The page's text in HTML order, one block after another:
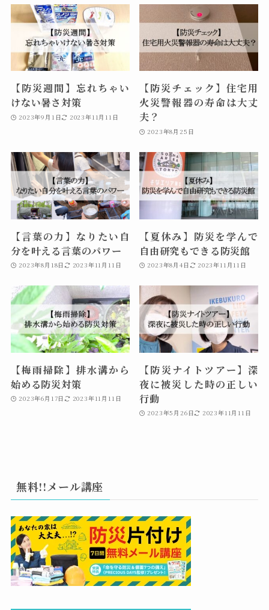
【防災週間】忘れちゃい
けない暑さ対策
2023年9月1日 2023年11月11日
【防災チェック】住宅用
火災警報器の寿命は大丈
夫？
2023年8月25日
【言葉の力】なりたい自
分を叶える言葉のパワー
2023年8月18日 2023年11月11日
【夏休み】防災を学んで
自由研究もできる防災館
2023年8月4日 2023年11月11日
【梅雨掃除】排水溝から
始める防災対策
2023年6月17日 2023年11月11日
【防災ナイトツアー】深
夜に被災した時の正しい
行動
2023年5月26日 2023年11月11日
無料!!メール講座